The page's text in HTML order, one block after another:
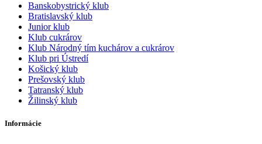
Banskobystrický klub
Bratislavský klub
Junior klub
Klub cukrárov
Klub Národný tím kuchárov a cukrárov
Klub pri Ústredí
Košický klub
Prešovský klub
Tatranský klub
Žilinský klub
Informácie